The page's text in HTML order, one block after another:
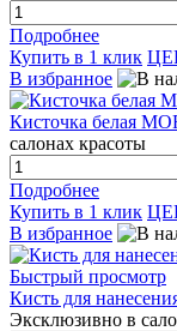
Подробнее
Купить в 1 клик
В избранное
Кисточка белая
салонах красоты
Подробнее
Купить в 1 клик
В избранное
Быстрый просмотр
Кисть для
Эксклюзивно в